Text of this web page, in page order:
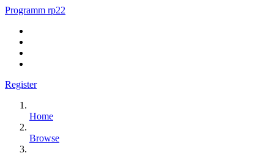
Programm rp22
Register
Home
Browse